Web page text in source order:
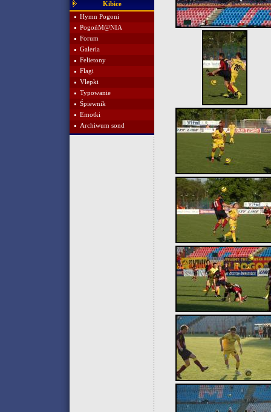
Kibice
Hymn Pogoni
PogońM@NIA
Forum
Galeria
Felietony
Flagi
Vlepki
Typowanie
Śpiewnik
Emotki
Archiwum sond